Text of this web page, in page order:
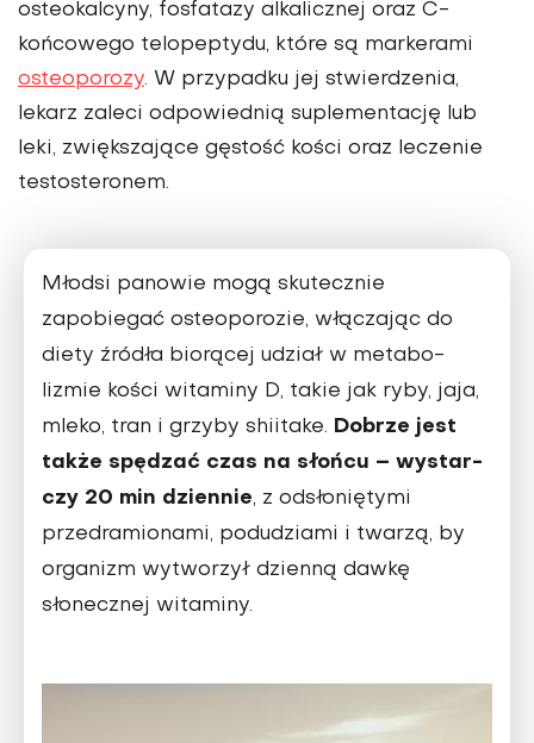
osteokalcyny, fosfatazy alkalicznej oraz C-
końcowego telopeptydu, które są markerami
oste­oporozy. W przypadku jej stwierdzenia,
lekarz zaleci odpowiednią suplementację lub
leki, zwiększające gęstość kości oraz leczenie
testosteronem.
Młodsi panowie mogą skutecznie
zapobiegać osteoporo­zie, włączając do
die­ty źródła biorącej udział w metabo­
lizmie kości witami­ny D, takie jak ryby, jaja,
mleko, tran i grzyby shiitake. Do­brze jest
także spędzać czas na słońcu – wystar­
czy 20 min dziennie, z od­słoniętymi
przedramionami, podudziami i twarzą, by
organizm wytworzył dzienną dawkę
słonecznej witaminy.